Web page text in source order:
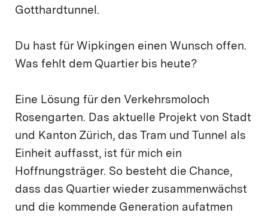
Gotthardtunnel.
Du hast für Wipkingen einen Wunsch offen.
Was fehlt dem Quartier bis heute?
Eine Lösung für den Verkehrsmoloch
Rosengarten. Das aktuelle Projekt von Stadt
und Kanton Zürich, das Tram und Tunnel als
Einheit auffasst, ist für mich ein
Hoffnungsträger. So besteht die Chance,
dass das Quartier wieder zusammenwächst
und die kommende Generation aufatmen